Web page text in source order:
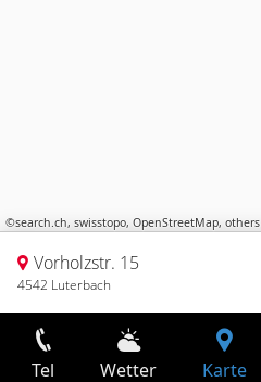
©search.ch, swisstopo, OpenStreetMap, others
Vorholzstr. 15
4542 Luterbach
Tel Wetter Karte